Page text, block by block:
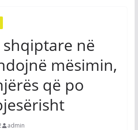
në
mësimin,
që po
admin